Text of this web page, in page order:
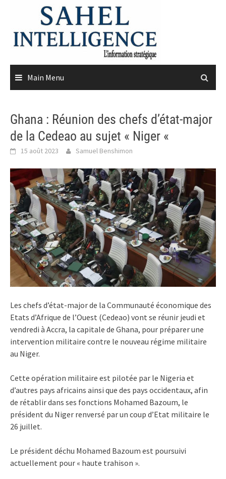
content
Main Menu
Ghana : Réunion des chefs d’état-major
de la Cedeao au sujet « Niger «
15 août 2023 Samuel Benshimon
Les chefs d’état-major de la Communauté économique des
Etats d’Afrique de l’Ouest (Cedeao) vont se réunir jeudi et
vendredi à Accra, la capitale de Ghana, pour préparer une
intervention militaire contre le nouveau régime militaire
au Niger.
Cette opération militaire est pilotée par le Nigeria et
d’autres pays africains ainsi que des pays occidentaux, afin
de rétablir dans ses fonctions Mohamed Bazoum, le
président du Niger renversé par un coup d’Etat militaire le
26 juillet.
Le président déchu Mohamed Bazoum est poursuivi
actuellement pour « haute trahison ».